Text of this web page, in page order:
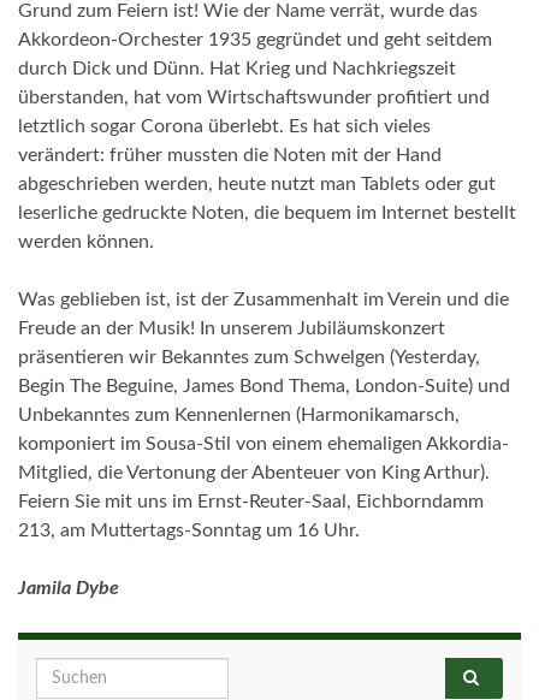
Grund zum Feiern ist! Wie der Name verrät, wurde das
Akkordeon-Orchester 1935 gegründet und geht seitdem
durch Dick und Dünn. Hat Krieg und Nachkriegszeit
überstanden, hat vom Wirtschaftswunder profitiert und
letztlich sogar Corona überlebt. Es hat sich vieles
verändert: früher mussten die Noten mit der Hand
abgeschrieben werden, heute nutzt man Tablets oder gut
leserliche gedruckte Noten, die bequem im Internet bestellt
werden können.
Was geblieben ist, ist der Zusammenhalt im Verein und die
Freude an der Musik! In unserem Jubiläumskonzert
präsentieren wir Bekanntes zum Schwelgen (Yesterday,
Begin The Beguine, James Bond Thema, London-Suite) und
Unbekanntes zum Kennenlernen (Harmonikamarsch,
komponiert im Sousa-Stil von einem ehemaligen Akkordia-
Mitglied, die Vertonung der Abenteuer von King Arthur).
Feiern Sie mit uns im Ernst-Reuter-Saal, Eichborndamm
213, am Muttertags-Sonntag um 16 Uhr.
Jamila Dybe
Search for: